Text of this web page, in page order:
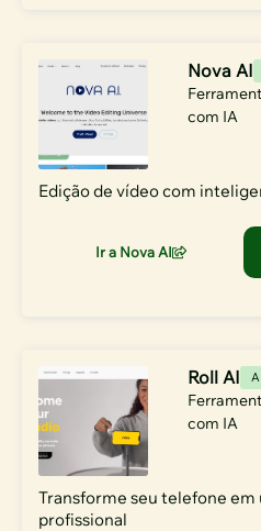
Nova AI
com IA
Edição de vídeo com
Ir a Nova AI
Roll AI
com IA
Transforme seu telefone
profissional